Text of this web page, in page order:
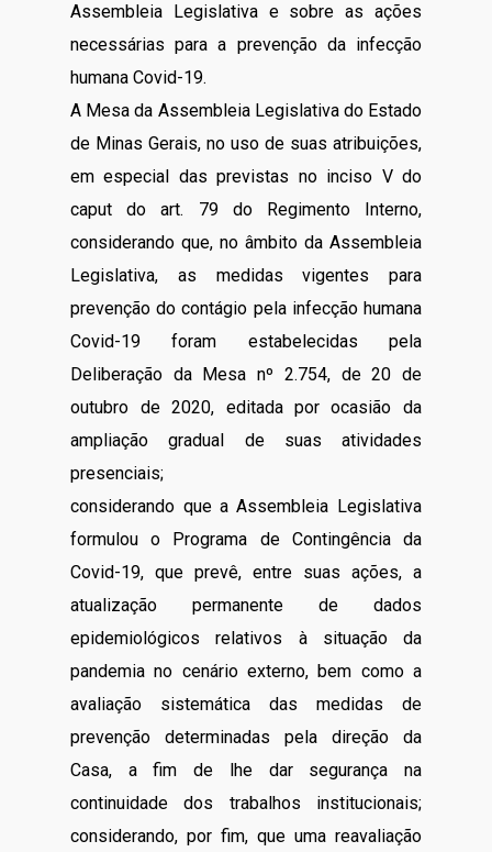
Assembleia Legislativa e sobre as ações
necessárias para a prevenção da infecção
humana Covid-19.
A Mesa da Assembleia Legislativa do Estado
de Minas Gerais, no uso de suas atribuições,
em especial das previstas no inciso V do
caput do art. 79 do Regimento Interno,
considerando que, no âmbito da Assembleia
Legislativa, as medidas vigentes para
prevenção do contágio pela infecção humana
Covid-19 foram estabelecidas pela
Deliberação da Mesa nº 2.754, de 20 de
outubro de 2020, editada por ocasião da
ampliação gradual de suas atividades
presenciais;
considerando que a Assembleia Legislativa
formulou o Programa de Contingência da
Covid-19, que prevê, entre suas ações, a
atualização permanente de dados
epidemiológicos relativos à situação da
pandemia no cenário externo, bem como a
avaliação sistemática das medidas de
prevenção determinadas pela direção da
Casa, a fim de lhe dar segurança na
continuidade dos trabalhos institucionais;
considerando, por fim, que uma reavaliação